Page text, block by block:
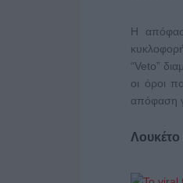
Η
“Veto”
οι όροι
απόφαση
Λουκέτο